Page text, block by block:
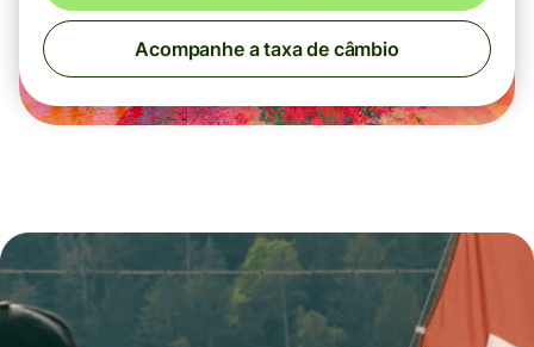
Acompanhe a taxa de câmbio